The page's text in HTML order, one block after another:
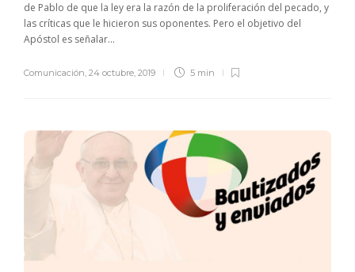
de Pablo de que la ley era la razón de la proliferación del pecado, y
las críticas que le hicieron sus oponentes. Pero el objetivo del
Apóstol es señalar...
Comunicación, 24 octubre, 2019 5 min